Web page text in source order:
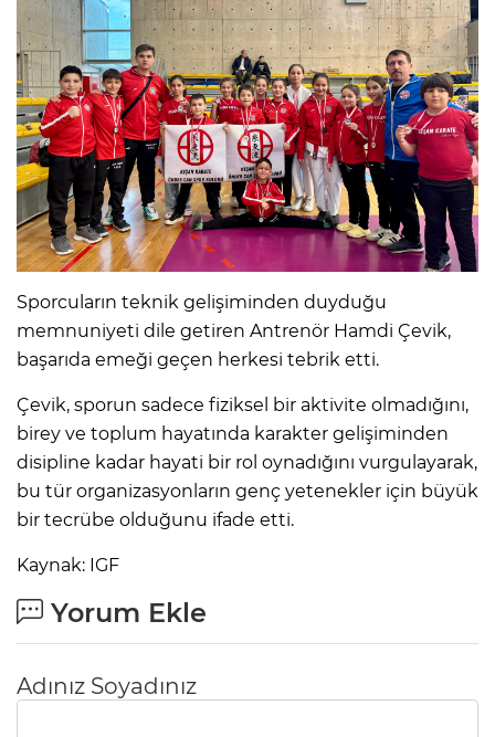
Sporcuların teknik gelişiminden duyduğu
memnuniyeti dile getiren Antrenör Hamdi Çevik,
başarıda emeği geçen herkesi tebrik etti.
Çevik, sporun sadece fiziksel bir aktivite olmadığını,
birey ve toplum hayatında karakter gelişiminden
disipline kadar hayati bir rol oynadığını vurgulayarak,
bu tür organizasyonların genç yetenekler için büyük
bir tecrübe olduğunu ifade etti.
Kaynak: IGF
Yorum Ekle
Adınız Soyadınız